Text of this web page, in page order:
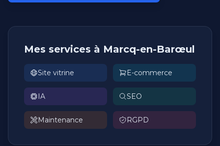
Mes services à Marcq-en-Barœul
Site vitrine E-commerce
IA SEO
Maintenance RGPD